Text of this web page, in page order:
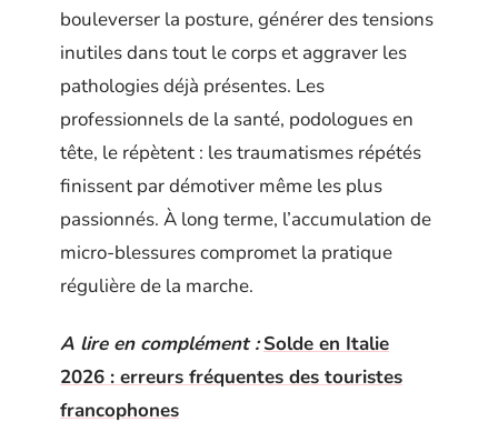
bouleverser la posture, générer des tensions
inutiles dans tout le corps et aggraver les
pathologies déjà présentes. Les
professionnels de la santé, podologues en
tête, le répètent : les traumatismes répétés
finissent par démotiver même les plus
passionnés. À long terme, l’accumulation de
micro-blessures compromet la pratique
régulière de la marche.
A lire en complément : Solde en Italie
2026 : erreurs fréquentes des touristes
francophones